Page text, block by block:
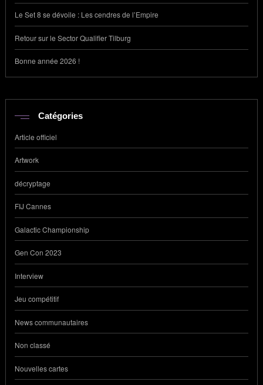
Le Set 8 se dévoile : Les cendres de l’Empire
Retour sur le Sector Qualifier Tilburg
Bonne année 2026 !
Catégories
Article officiel
Artwork
décryptage
FIJ Cannes
Galactic Championship
Gen Con 2023
Interview
Jeu compétitif
News communautaires
Non classé
Nouvelles cartes